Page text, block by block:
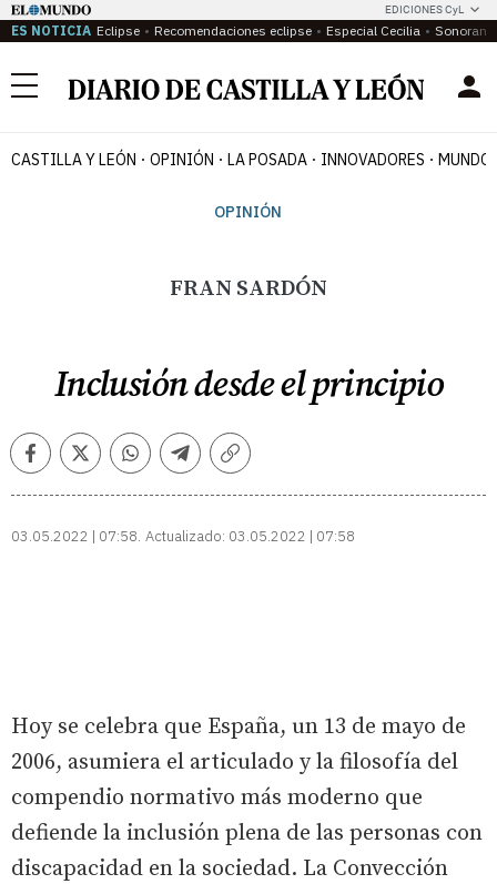
EDICIONES CyL
ES NOTICIA Eclipse Recomendaciones eclipse Especial Cecilia
Menú
CASTILLA Y LEÓN OPINIÓN LA POSADA INNOVADORES MUNDO
OPINIÓN
FRAN SARDÓN
Inclusión desde el principio
FacebookTwitterWhatsappTelegramCopiar
03.05.2022 | 07:58 Actualizado: 03.05.2022 | 07:58
Hoy se celebra que España, un 13 de mayo de
2006, asumiera el articulado y la filosofía del
compendio normativo más moderno que
defiende la inclusión plena de las personas con
discapacidad en la sociedad. La Convección